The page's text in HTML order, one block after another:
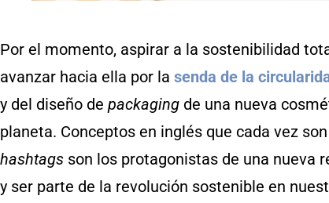
Por el momento, aspirar a la sostenibilidad
avanzar hacia ella por la senda de la
y del diseño de packaging de una nueva
planeta. Conceptos en inglés que cada vez
hashtags son los protagonistas de una nueva
y ser parte de la revolución sostenible en